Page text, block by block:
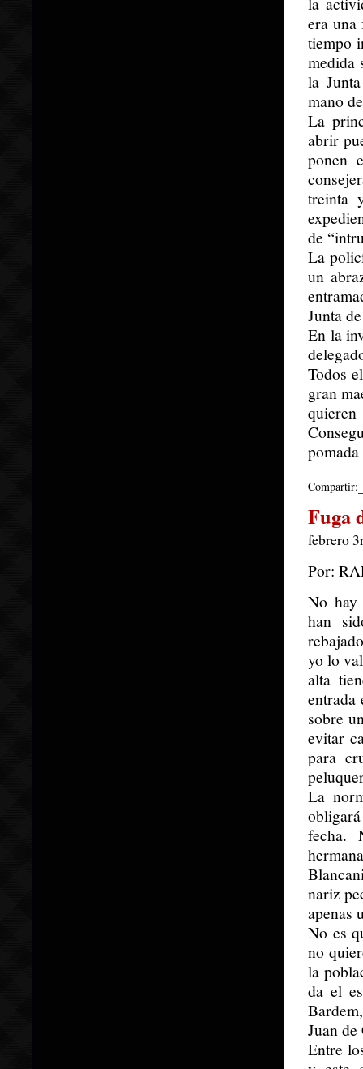
era una
tiempo
medida
la
mano
La
abrir
ponen
treinta
de
La
un
Junta
En la
Todos
gran
Compartir:
Fuga
febrero
Por:
No hay
han
yo lo
alta
entrada
sobre
evitar
para
La
fecha.
nariz
apenas
No es
no
la
da el
Juan
Entre